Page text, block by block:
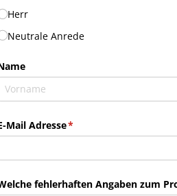
Herr
Neutrale Anrede
Mail Adresse*
(erforderlich)
fehlerhaften Angaben zum